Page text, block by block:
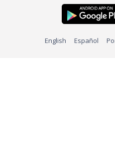
English Español